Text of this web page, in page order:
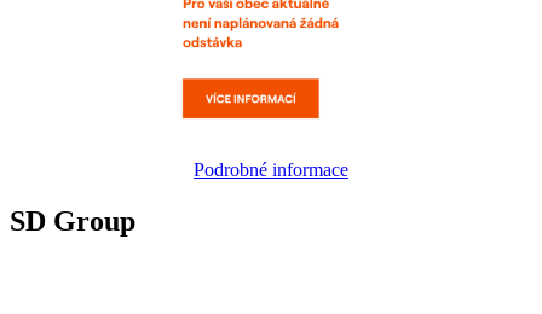
Podrobné informace
SD Group